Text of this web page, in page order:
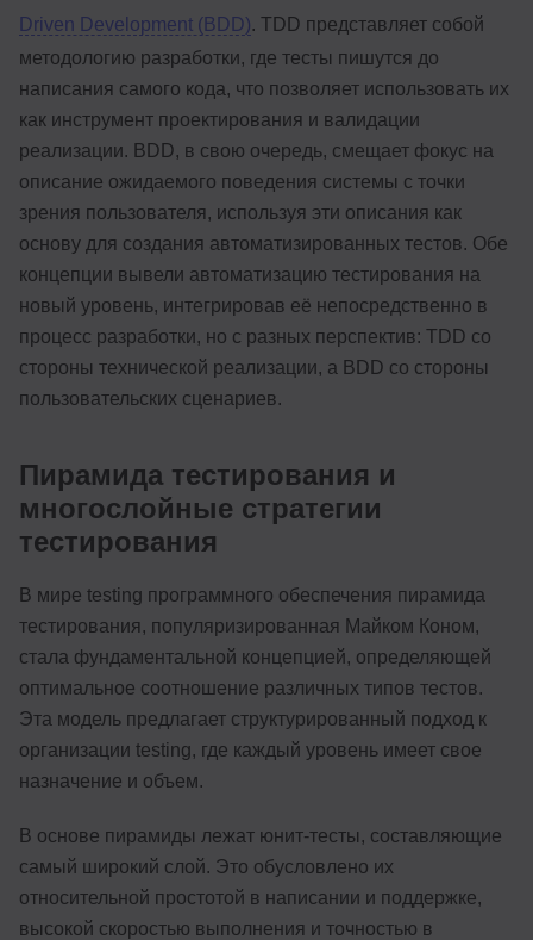
Driven Development (BDD). TDD представляет собой
методологию разработки, где тесты пишутся до
написания самого кода, что позволяет использовать их
как инструмент проектирования и валидации
реализации. BDD, в свою очередь, смещает фокус на
описание ожидаемого поведения системы с точки
зрения пользователя, используя эти описания как
основу для создания автоматизированных тестов. Обе
концепции вывели автоматизацию тестирования на
новый уровень, интегрировав её непосредственно в
процесс разработки, но с разных перспектив: TDD со
стороны технической реализации, а BDD со стороны
пользовательских сценариев.
Пирамида тестирования и
многослойные стратегии
тестирования
В мире testing программного обеспечения пирамида
тестирования, популяризированная Майком Коном,
стала фундаментальной концепцией, определяющей
оптимальное соотношение различных типов тестов.
Эта модель предлагает структурированный подход к
организации testing, где каждый уровень имеет свое
назначение и объем.
В основе пирамиды лежат юнит-тесты, составляющие
самый широкий слой. Это обусловлено их
относительной простотой в написании и поддержке,
высокой скоростью выполнения и точностью в